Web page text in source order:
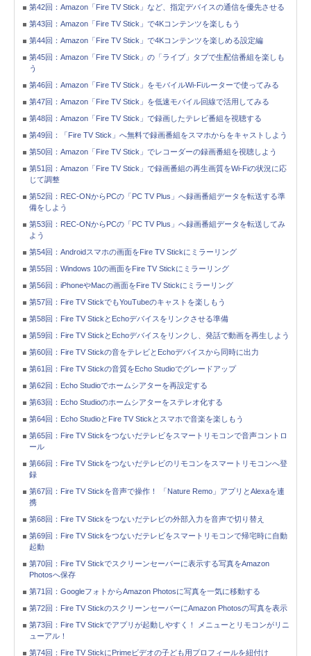
第42回：Amazon「Fire TV Stick」など、指定デバイスの通信を優先させる
第43回：Amazon「Fire TV Stick」で4Kコンテンツを楽しもう
第44回：Amazon「Fire TV Stick」で4Kコンテンツを楽しめる設定編
第45回：Amazon「Fire TV Stick」の「ライブ」タブで生配信番組を楽しも
う
第46回：Amazon「Fire TV Stick」をモバイルWi-Fiルーターで使ってみる
第47回：Amazon「Fire TV Stick」を低速モバイル回線で活用してみる
第48回：Amazon「Fire TV Stick」で録画したテレビ番組を視聴する
第49回：「Fire TV Stick」へ無料で録画番組をスマホからをキャストしよう
第50回：Amazon「Fire TV Stick」でレコーダーの録画番組を視聴しよう
第51回：Amazon「Fire TV Stick」で録画番組の再生画質をWi-Fiの状況に応
じて調整
第52回：REC-ONからPCの「PC TV Plus」へ録画番組データを転送する準
備をしよう
第53回：REC-ONからPCの「PC TV Plus」へ録画番組データを転送してみ
よう
第54回：Androidスマホの画面をFire TV Stickにミラーリング
第55回：Windows 10の画面をFire TV Stickにミラーリング
第56回：iPhoneやMacの画面をFire TV Stickにミラーリング
第57回：Fire TV StickでもYouTubeのキャストを楽しもう
第58回：Fire TV StickとEchoデバイスをリンクさせる準備
第59回：Fire TV StickとEchoデバイスをリンクし、発話で動画を再生しよう
第60回：Fire TV Stickの音をテレビとEchoデバイスから同時に出力
第61回：Fire TV Stickの音質をEcho Studioでグレードアップ
第62回：Echo Studioでホームシアターを再設定する
第63回：Echo Studioのホームシアターをステレオ化する
第64回：Echo StudioとFire TV Stickとスマホで音楽を楽しもう
第65回：Fire TV Stickをつないだテレビをスマートリモコンで音声コントロ
ール
第66回：Fire TV Stickをつないだテレビのリモコンをスマートリモコンへ登
録
第67回：Fire TV Stickを音声で操作！ 「Nature Remo」アプリとAlexaを連
携
第68回：Fire TV Stickをつないだテレビの外部入力を音声で切り替え
第69回：Fire TV Stickをつないだテレビをスマートリモコンで帰宅時に自動
起動
第70回：Fire TV Stickでスクリーンセーバーに表示する写真をAmazon
Photosへ保存
第71回：GoogleフォトからAmazon Photosに写真を一気に移動する
第72回：Fire TV StickのスクリーンセーバーにAmazon Photosの写真を表示
第73回：Fire TV Stickでアプリが起動しやすく！ メニューとリモコンがリニ
ューアル！
第74回：Fire TV StickにPrimeビデオの子ども用プロフィールを紐付け